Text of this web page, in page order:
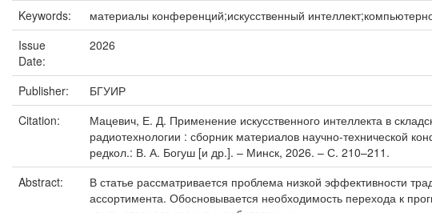
Keywords:
материалы конференций;искусственный
Issue
Date:
2026
Publisher:
БГУИР
Citation:
Мацевич, Е. Д. Применение искусственного интеллекта в
радиотехнологии : сборник материалов научно-технической
редкол.: В. А. Богуш [и др.]. – Минск, 2026. – С. 210–211.
Abstract:
В статье рассматривается проблема низкой эффективности
ассортимента. Обосновывается необходимость перехода к